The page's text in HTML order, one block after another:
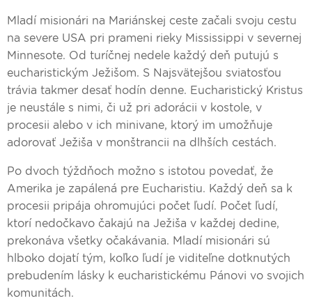
Mladí misionári na Mariánskej ceste začali svoju cestu
na severe USA pri prameni rieky Mississippi v severnej
Minnesote. Od turíčnej nedele každý deň putujú s
eucharistickým Ježišom. S Najsvätejšou sviatosťou
trávia takmer desať hodín denne. Eucharistický Kristus
je neustále s nimi, či už pri adorácii v kostole, v
procesii alebo v ich minivane, ktorý im umožňuje
adorovať Ježiša v monštrancii na dlhších cestách.
Po dvoch týždňoch možno s istotou povedať, že
Amerika je zapálená pre Eucharistiu. Každý deň sa k
procesii pripája ohromujúci počet ľudí. Počet ľudí,
ktorí nedočkavo čakajú na Ježiša v každej dedine,
prekonáva všetky očakávania. Mladí misionári sú
hlboko dojatí tým, koľko ľudí je viditeľne dotknutých
prebudením lásky k eucharistickému Pánovi vo svojich
komunitách.